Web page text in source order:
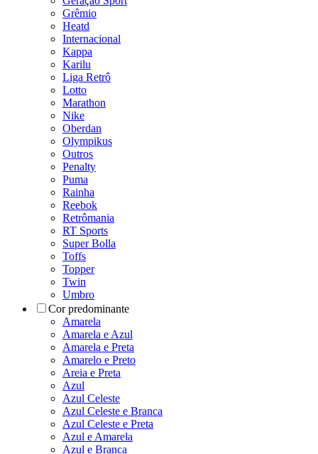
Grêmio
Heatd
Internacional
Kappa
Karilu
Liga Retrô
Lotto
Marathon
Nike
Oberdan
Olympikus
Outros
Penalty
Puma
Rainha
Reebok
Retrômania
RT Sports
Super Bolla
Toffs
Topper
Twin
Umbro
Cor predominante
Amarela
Amarela e Azul
Amarela e Preta
Amarelo e Preto
Areia e Preta
Azul
Azul Celeste
Azul Celeste e Branca
Azul Celeste e Preta
Azul e Amarela
Azul e Branca